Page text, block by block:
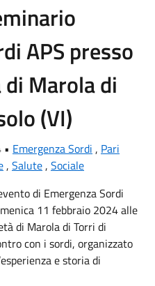
APS presso
Marola di
(VI)
Emergenza Sordi , Pari
, Salute, Sociale
di Emergenza Sordi
11 febbraio 2024 alle
di Marola di Torri di
con i sordi, organizzato
e storia di